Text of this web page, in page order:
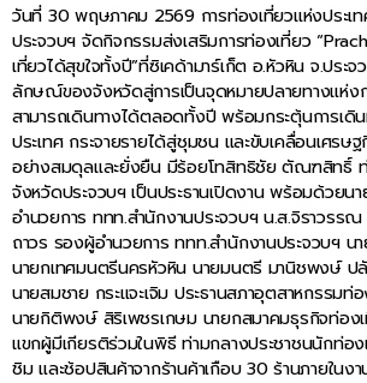
วันที่ 30 พฤษภาคม 2569 การท่องเที่ยวแห่งประเ
ประจวบฯ จัดกิจกรรมส่งเสริมการท่องเที่ยว
เที่ยวได้สุขใจทั้งปี”ที่ซิเคด้ามาร์เก็ต อ.หัวหิน จ.ประ
ลักษณ์ของจังหวัดสู่การเป็นจุดหมายปลายทางแห่
สามารถเดินทางได้ตลอดทั้งปี พร้อมกระตุ้นการเดิ
ประเทศ กระจายรายได้สู่ชุมชน และขับเคลื่อนเศรษ
อย่างสมดุลและยั่งยืน มีร้อยโทสิทธิชัย ตัณฑสิทธิ์ ท่
จังหวัดประจวบฯ เป็นประธานเปิดงาน พร้อมด้วยน
อำนวยการ ททท.สำนักงานประจวบฯ น.ส.จิราวร
ถาวร รองผู้อำนวยการ ททท.สำนักงานประจวบฯ
นายกเทศมนตรีนครหัวหิน นายมนตรี มานิชพงษ์ ปลั
นายสมชาย กระแจะเจิม ประธานสภาอุตสาหกรรมท่
นายกิติพงษ์ สิริเพชรเกษม นายกสมาคมธุรกิจท่อง
แขกผู้มีเกียรติร่วมในพิธี ท่ามกลางประชาชนนักท่อ
ชิม และช้อปสินค้าจากร้านค้าเกือบ 30 ร้านภายในง